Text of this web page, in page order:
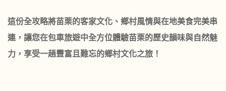
這份全攻略將苗栗的客家文化、鄉村風情與在地美食完美串
連，讓您在包車旅遊中全方位體驗苗栗的歷史韻味與自然魅
力，享受一趟豐富且難忘的鄉村文化之旅！